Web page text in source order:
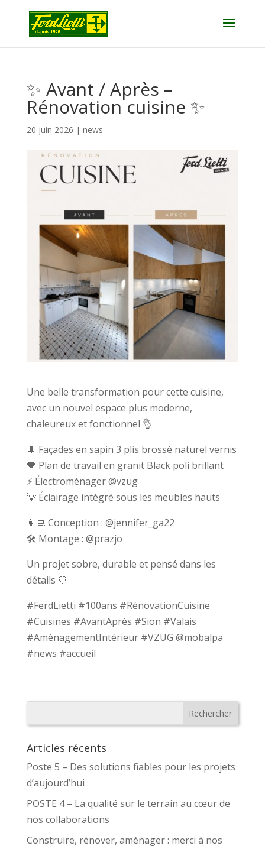
✨ Avant / Après –
Rénovation cuisine ✨
20 juin 2026 | news
Une belle transformation pour cette cuisine,
avec un nouvel espace plus moderne,
chaleureux et fonctionnel 👌
🌲 Façades en sapin 3 plis brossé naturel vernis
🖤 Plan de travail en granit Black poli brillant
⚡ Électroménager @vzug
💡 Éclairage intégré sous les meubles hauts
👩‍💻 Conception : @jennifer_ga22
🛠️ Montage : @prazjo
Un projet sobre, durable et pensé dans les
détails 🤍
#FerdLietti #100ans #RénovationCuisine
#Cuisines #AvantAprès #Sion #Valais
#AménagementIntérieur #VZUG @mobalpa
#news #accueil
Articles récents
Poste 5 – Des solutions fiables pour les projets
d’aujourd’hui
POSTE 4 – La qualité sur le terrain au cœur de
nos collaborations
Construire, rénover, aménager : merci à nos